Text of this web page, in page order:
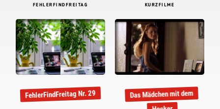
FEHLERFINDFREITAG
FehlerFindFreitag Nr. 29
KURZFILME
Das Mädchen mit dem